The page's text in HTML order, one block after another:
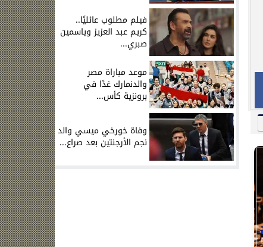
فيلم مطلوب عائليًا..
كريم عبد العزيز وياسمين
صبري...
موعد مباراة مصر
والدنمارك غدًا في
برونزية كأس...
وفاة خورخي ميسي والد
نجم الأرجنتين بعد صراع...